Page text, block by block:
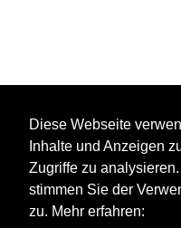
Diese Webseite
Inhalte und Anzeigen
Zugriffe zu
stimmen Sie der
zu. Mehr erfahren: